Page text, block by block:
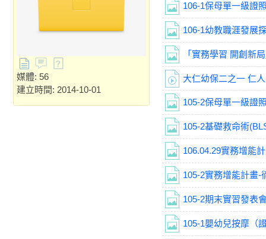
媒體: 56
建立時間: 2014-10-01
106-1保母單一級證
106-1幼教職涯發展
「實務學習 開創新
105-2保母單一級證
105-2基礎救命術
106.04.29實務增能
105-2實務增能計畫-
105-2期末實習發表
105-1嬰幼兒按摩（